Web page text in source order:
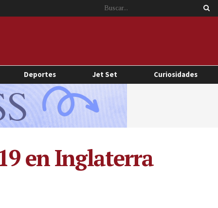
Deportes Jet Set Curiosidades
en Inglaterra